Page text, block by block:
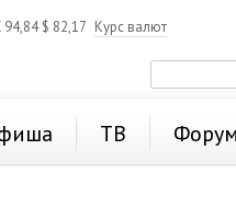
94,84$ 82,17 Курс валют
ТВ Форум